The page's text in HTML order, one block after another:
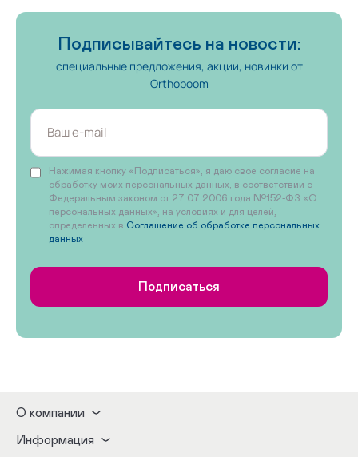
Подписывайтесь на новости:
специальные предложения, акции, новинки от
Orthoboom
Нажимая кнопку «Подписаться», я даю свое согласие на
обработку моих персональных данных, в соответствии с
Федеральным законом от 27.07.2006 года №152-ФЗ «О
персональных данных», на условиях и для целей,
определенных в Соглашение об обработке персональных
данных
Подписаться
О компании
Информация